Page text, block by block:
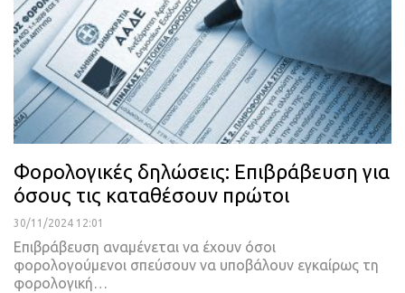
Φορολογικές δηλώσεις: Επιβράβευση για
όσους τις καταθέσουν πρώτοι
30/11/2024 12:01
Επιβράβευση αναμένεται να έχουν όσοι
φορολογούμενοι σπεύσουν να υποβάλουν εγκαίρως τη
φορολογική…